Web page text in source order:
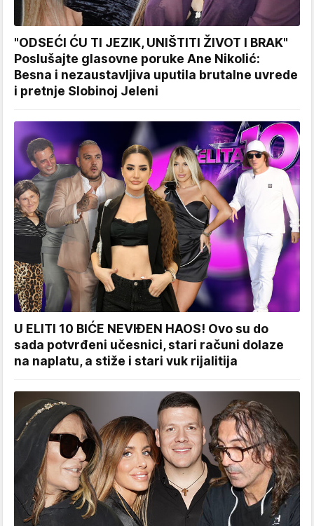
"ODSEĆI ĆU TI JEZIK, UNIŠTITI ŽIVOT I BRAK"
Poslušajte glasovne poruke Ane Nikolić:
Besna i nezaustavljiva uputila brutalne uvrede
i pretnje Slobinoj Jeleni
U ELITI 10 BIĆE NEVIĐEN HAOS! Ovo su do
sada potvrđeni učesnici, stari računi dolaze
na naplatu, a stiže i stari vuk rijalitija